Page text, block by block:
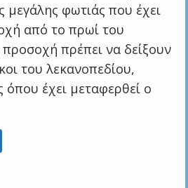
μεγάλης φωτιάς που έχει
από το πρωί του
πρέπει να δείξουν
του λεκανοπεδίου,
όπου έχει μεταφερθεί ο